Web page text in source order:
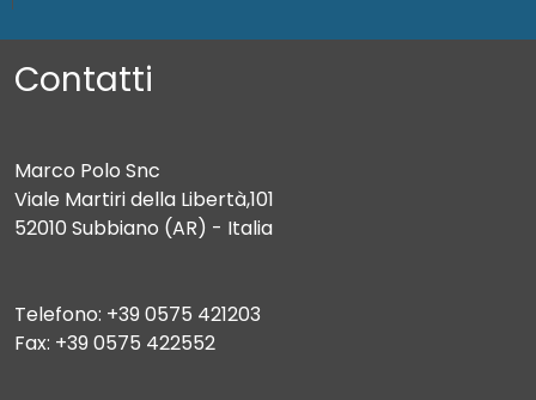
Contatti
Marco Polo Snc
Viale Martiri della Libertà,101
52010 Subbiano (AR) - Italia
Telefono: +39 0575 421203
Fax: +39 0575 422552